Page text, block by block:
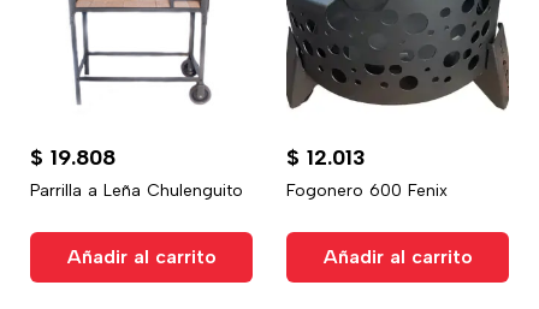
$ 19.808
Parrilla a Leña Chulenguito
Añadir al carrito
$ 12.013
Fogonero 600 Fenix
Añadir al carrito